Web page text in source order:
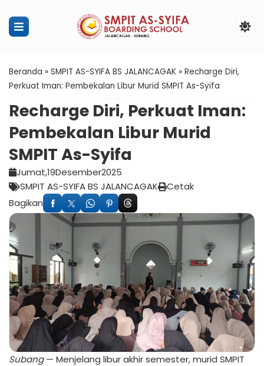
Penerimaan Murid Baru SMPIT
Beranda » SMPIT AS-SYIFA BS JALANCAGAK » Recharge Diri,
Perkuat Iman: Pembekalan Libur Murid SMPIT As-Syifa
Recharge Diri, Perkuat Iman:
Pembekalan Libur Murid
SMPIT As-Syifa
Jumat,19Desember2025
SMPIT AS-SYIFA BS JALANCAGAK
Cetak
Bagikan
Subang— Menjelang libur akhir semester, murid SMPIT